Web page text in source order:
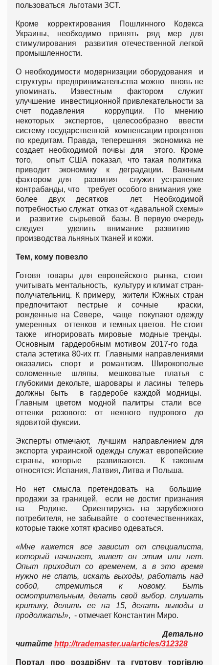
пользоваться льготами ЗСТ.
Кроме корректирования Пошлинного Кодекса
Украины, необходимо принять ряд мер для
стимулирования развития отечественной легкой
промышленности.
О необходимости модернизации оборудования и
структуры предпринимательства можно вновь не
упоминать. Известным фактором служит
улучшение инвестиционной привлекательности за
счет подавления коррупции. По мнению
некоторых экспертов, целесообразно ввести
систему государственной компенсации процентов
по кредитам. Правда, теперешняя экономика не
создает необходимой почвы для этого. Кроме
того, опыт США показал, что такая политика
приводит экономику к деградации. Важным
фактором для развития служит устранение
контрабанды, что требует особого внимания уже
более двух десятков лет. Необходимой
потребностью служат отказ от «давальной схемы»
и развитие сырьевой базы. В первую очередь
следует уделить внимание развитию
производства льняных тканей и кожи.
Тем, кому повезло
Готовя товары для европейского рынка, стоит
учитывать ментальность, культуру и климат стран-
получательниц. К примеру, жители Южных стран
предпочитают пестрые и сочные краски,
рожденные на Севере, чаще покупают одежду
умеренных оттенков и темных цветов. Не стоит
также игнорировать мировые модные тренды.
Основным гардеробным мотивом 2017-го года
стала эстетика 80-их гг. Главными направлениями
оказались спорт и романтизм. Широкополые
соломенные шляпы, мешковатые платья с
глубокими декольте, шаровары и ласины теперь
должны быть в гардеробе каждой модницы.
Главным цветом модной палитры стали все
оттенки розового: от нежного пудрового до
ядовитой фуксии.
Эксперты отмечают, лучшим направлением для
экспорта украинской одежды служат европейские
страны, которые развиваются. К таковым
относятся: Испания, Латвия, Литва и Польша.
Но нет смысла претендовать на большие
продажи за границей, если не достиг признания
на Родине. Ориентируясь на зарубежного
потребителя, не забывайте о соотечественниках,
которые также хотят красиво одеваться.
«Мне кажется все зависит от специалиста,
который начинает, живет он этим или нет.
Опыт приходит со временем, а в это время
нужно не спать, искать выходы, работать над
собой, стремиться к новому. Быть
осмотрительным, делать свой выбор, слушать
критику, делить ее на 15, делать выводы и
продолжать!», - отмечает Константин Миро.
Детально
читайте http://trademaster.ua/articles/312328
Портал про роздрібну та гуртову торгівлю